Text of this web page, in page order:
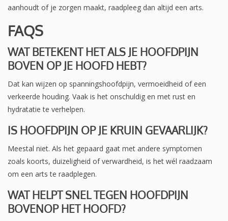
aanhoudt of je zorgen maakt, raadpleeg dan altijd een arts.
FAQS
WAT BETEKENT HET ALS JE HOOFDPIJN
BOVEN OP JE HOOFD HEBT?
Dat kan wijzen op spanningshoofdpijn, vermoeidheid of een
verkeerde houding. Vaak is het onschuldig en met rust en
hydratatie te verhelpen.
IS HOOFDPIJN OP JE KRUIN GEVAARLIJK?
Meestal niet. Als het gepaard gaat met andere symptomen
zoals koorts, duizeligheid of verwardheid, is het wél raadzaam
om een arts te raadplegen.
WAT HELPT SNEL TEGEN HOOFDPIJN
BOVENOP HET HOOFD?